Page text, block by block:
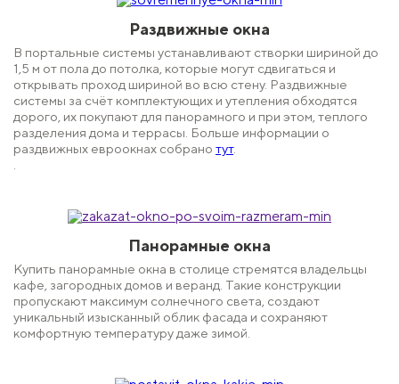
Раздвижные окна
В портальные системы устанавливают створки шириной до
1,5 м от пола до потолка, которые могут сдвигаться и
открывать проход шириной во всю стену. Раздвижные
системы за счёт комплектующих и утепления обходятся
дорого, их покупают для панорамного и при этом, теплого
разделения дома и террасы. Больше информации о
раздвижных евроокнах собрано тут.
Панорамные окна
Купить панорамные окна в столице стремятся владельцы
кафе, загородных домов и веранд. Такие конструкции
пропускают максимум солнечного света, создают
уникальный изысканный облик фасада и сохраняют
комфортную температуру даже зимой.